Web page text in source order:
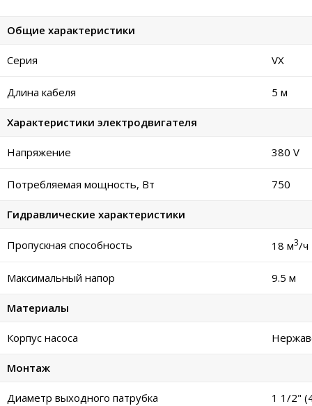
Общие характеристики
Серия VX
Длина кабеля 5 м
Характеристики электродвигателя
Напряжение 380 V
Потребляемая мощность, Вт 750
Гидравлические характеристики
Пропускная способность 18 м3/ч
Максимальный напор 9.5 м
Материалы
Корпус насоса
Монтаж
Диаметр выходного патрубка 1 1/2"